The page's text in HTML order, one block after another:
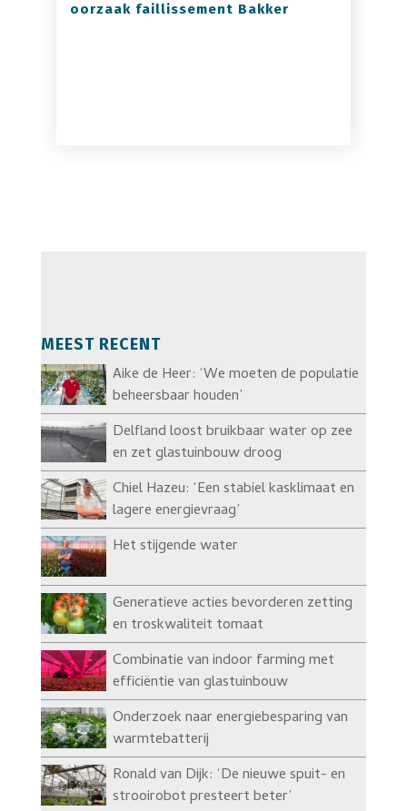
oorzaak faillissement Bakker
MEEST RECENT
Aike de Heer: ‘We moeten de populatie
beheersbaar houden’
Delfland loost bruikbaar water op zee
en zet glastuinbouw droog
Chiel Hazeu: ‘Een stabiel kasklimaat en
lagere energievraag’
Het stijgende water
Generatieve acties bevorderen zetting
en troskwaliteit tomaat
Combinatie van indoor farming met
efficiëntie van glastuinbouw
Onderzoek naar energiebesparing van
warmtebatterij
Ronald van Dijk: ‘De nieuwe spuit- en
strooirobot presteert beter’